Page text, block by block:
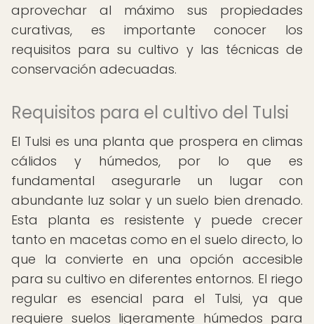
aprovechar al máximo sus propiedades
curativas, es importante conocer los
requisitos para su cultivo y las técnicas de
conservación adecuadas.
Requisitos para el cultivo del Tulsi
El Tulsi es una planta que prospera en climas
cálidos y húmedos, por lo que es
fundamental asegurarle un lugar con
abundante luz solar y un suelo bien drenado.
Esta planta es resistente y puede crecer
tanto en macetas como en el suelo directo, lo
que la convierte en una opción accesible
para su cultivo en diferentes entornos. El riego
regular es esencial para el Tulsi, ya que
requiere suelos ligeramente húmedos para